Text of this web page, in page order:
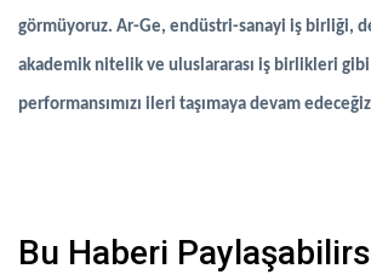
görmüyoruz. Ar-Ge, endüstri-sanayi iş birliği,
akademik nitelik ve uluslararası iş birlikleri
performansımızı ileri taşımaya devam
Bu Haberi